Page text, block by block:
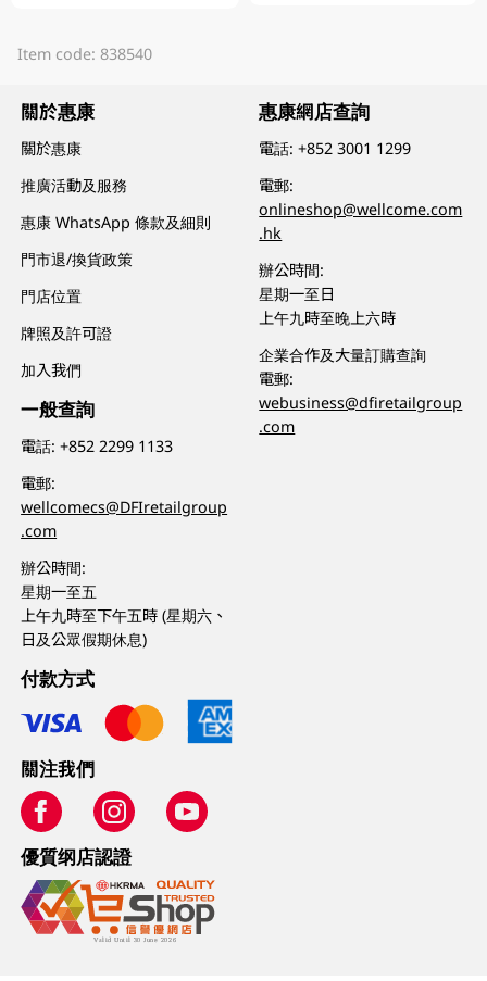
Item code: 838540
關於惠康
關於惠康
推廣活動及服務
惠康 WhatsApp 條款及細則
門市退/換貨政策
門店位置
牌照及許可證
加入我們
一般查詢
電話:+852 2299 1133
電郵:
wellcomecs@DFIretailgroup
.com
辦公時間:
星期一至五
上午九時至下午五時 (星期六、
日及公眾假期休息)
惠康網店查詢
電話:+852 3001 1299
電郵:
onlineshop@wellcome.com
.hk
辦公時間:
星期一至日
上午九時至晚上六時
企業合作及大量訂購查詢
電郵:
webusiness@dfiretailgroup
.com
付款方式
關注我們
優質纲店認證